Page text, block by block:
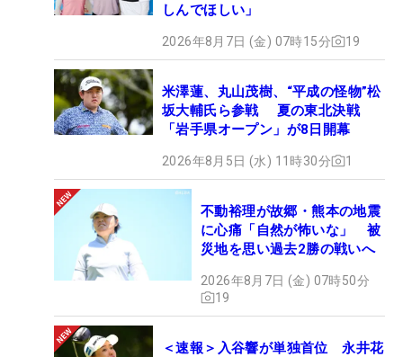
しんでほしい」
2026年8月7日 (金) 07時15分 19
米澤蓮、丸山茂樹、“平成の怪物”松
坂大輔氏ら参戦 夏の東北決戦
「岩手県オープン」が8日開幕
2026年8月5日 (水) 11時30分 1
不動裕理が故郷・熊本の地震
に心痛「自然が怖いな」 被
災地を思い過去2勝の戦いへ
2026年8月7日 (金) 07時50分
19
＜速報＞入谷響が単独首位 永井花